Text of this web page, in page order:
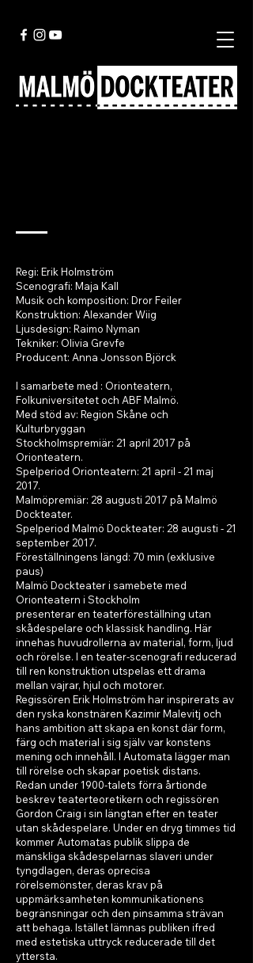
Regi: Erik Holmström
Scenografi: Maja Kall
Musik och komposition: Dror Feiler
Konstruktion: Alexander Wiig
Ljusdesign: Raimo Nyman
Tekniker: Olivia Grevfe
Producent: Anna Jonsson Björck
I samarbete med : Orionteatern,
Folkuniversitetet och ABF Malmö.
Med stöd av: Region Skåne och
Kulturbryggan
Stockholmspremiär: 21 april 2017 på
Orionteatern.
Spelperiod Orionteatern: 21 april - 21 maj
2017.
Malmöpremiär: 28 augusti 2017 på Malmö
Dockteater.
Spelperiod Malmö Dockteater: 28 augusti - 21
september 2017.
Föreställningens längd: 70 min (exklusive
paus)
Malmö Dockteater i samebete med
Orionteatern i Stockholm
presenterar en teaterföreställning utan
skådespelare och klassisk handling. Här
innehas huvudrollerna av material, form, ljud
och rörelse. I en teater-scenografi reducerad
till ren konstruktion utspelas ett drama
mellan vajrar, hjul och motorer.
Regissören Erik Holmström har inspirerats av
den ryska konstnären Kazimir Malevitj och
hans ambition att skapa en konst där form,
färg och material i sig själv var konstens
mening och innehåll. I Automata lägger man
till rörelse och skapar poetisk distans.
Redan under 1900-talets förra årtionde
beskrev teaterteoretikern och regissören
Gordon Craig i sin längtan efter en teater
utan skådespelare. Under en dryg timmes tid
kommer Automatas publik slippa de
mänskliga skådespelarnas slaveri under
tyngdlagen, deras oprecisa
rörelsemönster, deras krav på
uppmärksamheten kommunikationens
begränsningar och den pinsamma strävan
att behaga. Istället lämnas publiken ifred
med estetiska uttryck reducerade till det
yttersta.